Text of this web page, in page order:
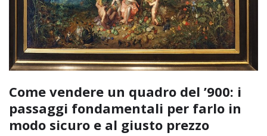
Come vendere un quadro del ’900: i
passaggi fondamentali per farlo in
modo sicuro e al giusto prezzo